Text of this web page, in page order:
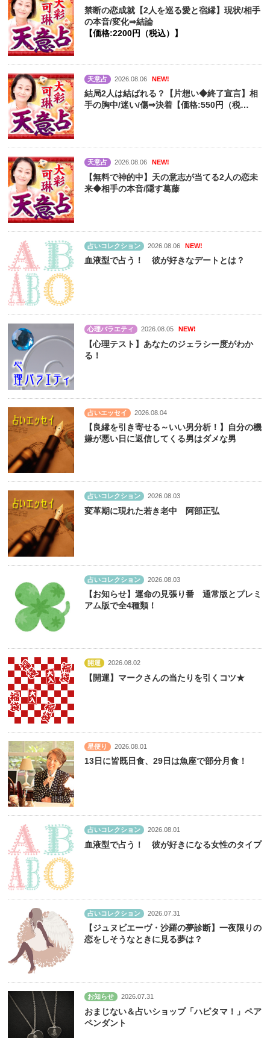
禁断の恋成就【2人を巡る愛と宿縁】現状/相手
の本音/変化⇒結論
【価格:2200円（税込）】
天意占 2026.08.06 NEW!
結局2人は結ばれる？【片想い◆終了宣言】相
手の胸中/迷い/傷⇒決着【価格:550円（税
天意占 2026.08.06 NEW!
【無料で神的中】天の意志が当てる2人の恋未
来◆相手の本音/隠す葛藤
占いコレクション 2026.08.06 NEW!
血液型で占う！ 彼が好きなデートとは？
心理バラエティ 2026.08.05 NEW!
【心理テスト】あなたのジェラシー度がわか
る！
占いエッセイ 2026.08.04
【良縁を引き寄せる～いい男分析！】自分の機
嫌が悪い日に返信してくる男はダメな男
占いコレクション 2026.08.03
変革期に現れた若き老中 阿部正弘
占いコレクション 2026.08.03
【お知らせ】運命の見張り番 通常版とプレミ
アム版で全4種類！
開運 2026.08.02
【開運】マークさんの当たりを引くコツ★
星便り 2026.08.01
13日に皆既日食、29日は魚座で部分月食！
占いコレクション 2026.08.01
血液型で占う！ 彼が好きになる女性のタイプ
占いコレクション 2026.07.31
【ジュヌビエーヴ・沙羅の夢診断】一夜限りの
恋をしそうなときに見る夢は？
お知らせ 2026.07.31
おまじない＆占いショップ「ハピタマ！」ペア
ペンダント